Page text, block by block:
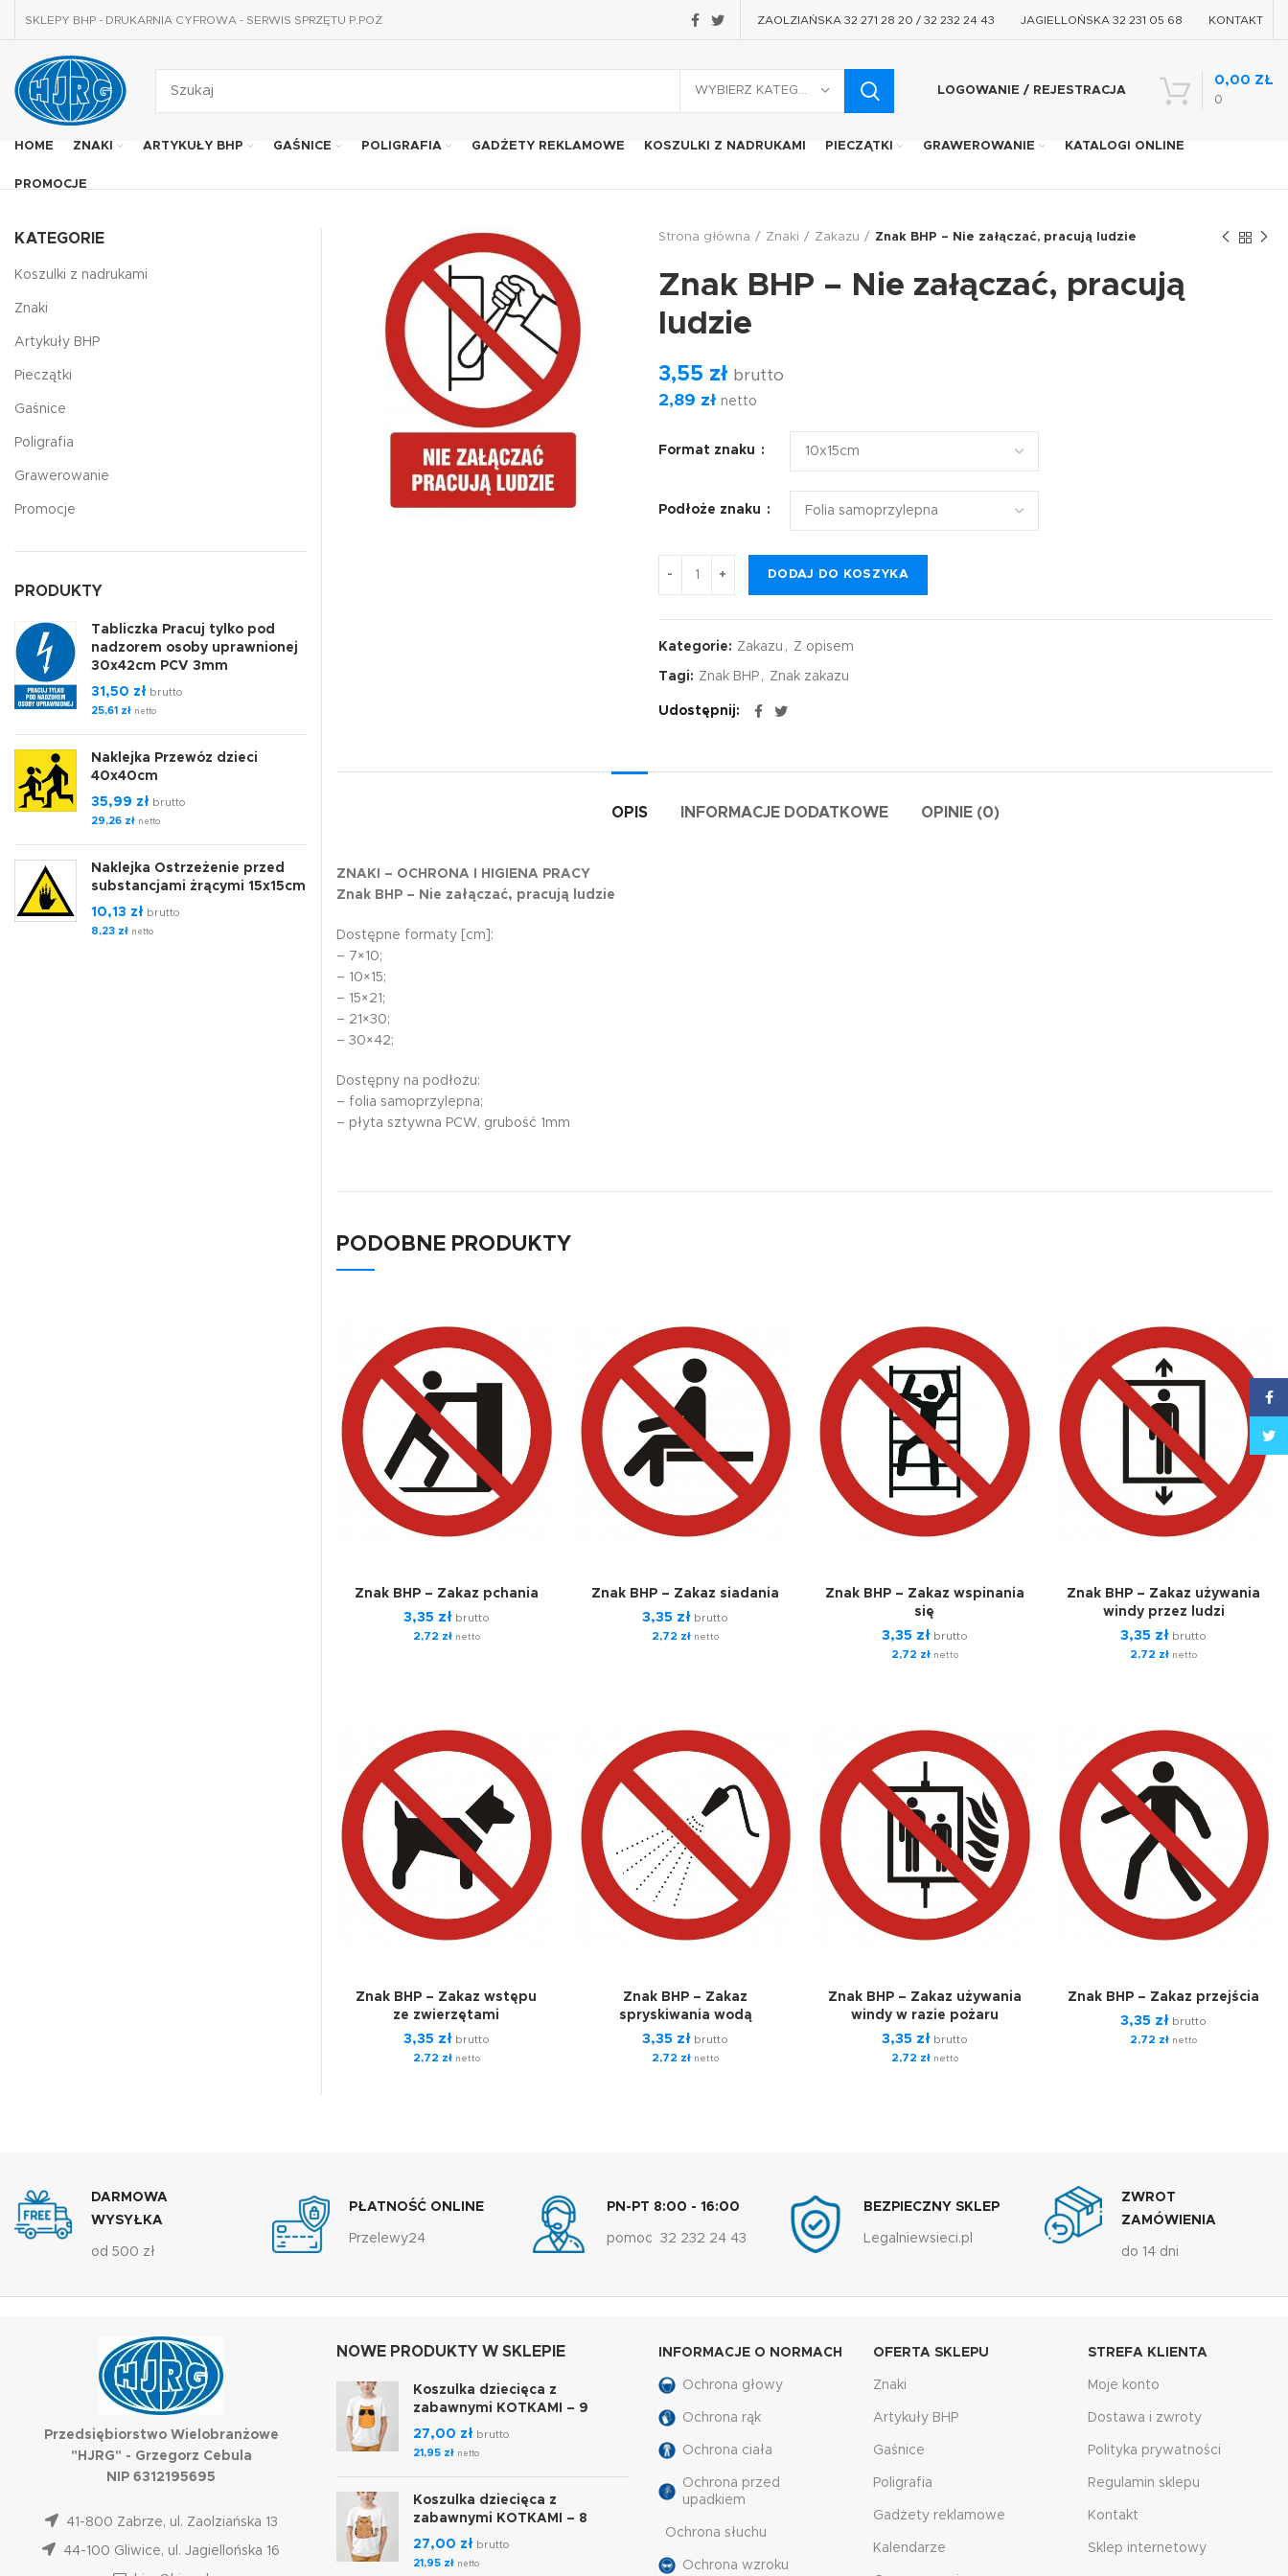
SKLEPY BHP - DRUKARNIA CYFROWA - SERWIS SPRZĘTU P.POŻ ZAOLZIAŃSKA 32 271 28 20 / 32 232 24 43 JAGIELLOŃSKA 32 231 05 68 KONTAKT
LOGOWANIE / REJESTRACJA
0
0,00 ZŁ
HOME ZNAKI ARTYKUŁY BHP GAŚNICE POLIGRAFIA GADŻETY REKLAMOWE KOSZULKI Z NADRUKAMI PIECZĄTKI GRAWEROWANIE KATALOGI ONLINE
PROMOCJE
Strona główna Znaki Zakazu Znak BHP – Nie załączać, pracują ludzie
Znak BHP – Nie załączać, pracują
ludzie
3,55 zł brutto
2,89 zł netto
Format znaku
Podłoże znaku
DODAJ DO KOSZYKA
Kategorie: Zakazu , Z opisem
Tagi: Znak BHP , Znak zakazu
Udostępnij
OPIS INFORMACJE DODATKOWE OPINIE (0)
ZNAKI – OCHRONA I HIGIENA PRACY
Znak BHP – Nie załączać, pracują ludzie
Dostępne formaty [cm]:
– 7×10;
– 10×15;
– 15×21;
– 21×30;
– 30×42;
Dostępny na podłożu:
– folia samoprzylepna;
– płyta sztywna PCW, grubość 1mm
PODOBNE PRODUKTY
Znak BHP – Zakaz pchania
3,35 złbrutto
2,72 złnetto
Znak BHP – Zakaz siadania
3,35 zł brutto
2,72 zł netto
Znak BHP – Zakaz wspinania
się
3,35 złbrutto
2,72 złnetto
Znak BHP – Zakaz używania
windy przez ludzi
3,35 zł brutto
2,72 zł netto
Znak BHP – Zakaz wstępu
ze zwierzętami
3,35 złbrutto
2,72 złnetto
Znak BHP – Zakaz
spryskiwania wodą
3,35 zł brutto
2,72 zł netto
Znak BHP – Zakaz używania
windy w razie pożaru
3,35 złbrutto
2,72 złnetto
Znak BHP – Zakaz przejścia
3,35 zł brutto
2,72 zł netto
KATEGORIE
Koszulki z nadrukami
Znaki
Artykuły BHP
Pieczątki
Gaśnice
Poligrafia
Grawerowanie
Promocje
PRODUKTY
Tabliczka Pracuj tylko pod
nadzorem osoby uprawnionej
30x42cm PCV 3mm
31,50 zł brutto
25,61 zł netto
Naklejka Przewóz dzieci
40x40cm
35,99 zł brutto
29,26 zł netto
Naklejka Ostrzeżenie przed
substancjami żrącymi 15x15cm
10,13 zł brutto
8,23 zł netto
DARMOWA
WYSYŁKA
od 500 zł
PŁATNOŚĆ ONLINE
Przelewy24
PN-PT 8:00 - 16:00
pomoc 32 232 24 43
BEZPIECZNY SKLEP
Legalniewsieci.pl
ZWROT
ZAMÓWIENIA
do 14 dni
Przedsiębiorstwo Wielobranżowe
"HJRG" - Grzegorz Cebula
NIP 6312195695
41-800 Zabrze, ul. Zaolziańska 13
44-100 Gliwice, ul. Jagiellońska 16
NOWE PRODUKTY W SKLEPIE
Koszulka dziecięca z
zabawnymi KOTKAMI – 9
27,00 zł brutto
21,95 zł netto
Koszulka dziecięca z
zabawnymi KOTKAMI – 8
27,00 zł brutto
21,95 zł netto
INFORMACJE O NORMACH
Ochrona głowy
Ochrona rąk
Ochrona ciała
Ochrona przed
upadkiem
Ochrona słuchu
Ochrona wzroku
OFERTA SKLEPU
Znaki
Artykuły BHP
Gaśnice
Poligrafia
Gadżety reklamowe
Kalendarze
STREFA KLIENTA
Moje konto
Dostawa i zwroty
Polityka prywatności
Regulamin sklepu
Kontakt
Sklep internetowy